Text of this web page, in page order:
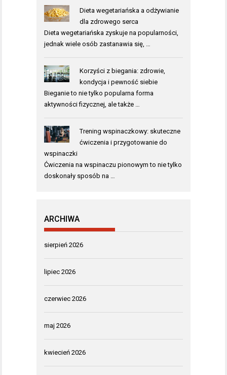
Dieta wegetariańska a odżywianie
dla zdrowego serca
Dieta wegetariańska zyskuje na popularności,
jednak wiele osób zastanawia się, …
Korzyści z biegania: zdrowie,
kondycja i pewność siebie
Bieganie to nie tylko popularna forma
aktywności fizycznej, ale także …
Trening wspinaczkowy: skuteczne
ćwiczenia i przygotowanie do
wspinaczki
Ćwiczenia na wspinaczu pionowym to nie tylko
doskonały sposób na …
ARCHIWA
sierpień 2026
lipiec 2026
czerwiec 2026
maj 2026
kwiecień 2026